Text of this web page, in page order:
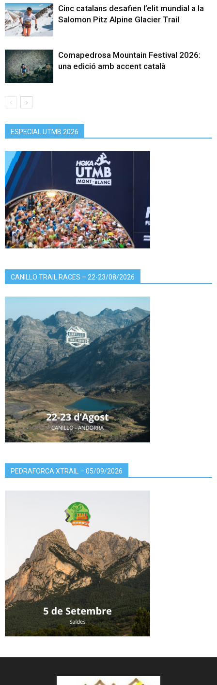
Cinc catalans desafien l’elit mundial a la
Salomon Pitz Alpine Glacier Trail
Comapedrosa Mountain Festival 2026:
una edició amb accent català
ESPECIAL UTMB 2026
CANILLO TRAIL RACES – 22-23/08/2026
PEDRAFORCA XTRAIL – 05/09/2026